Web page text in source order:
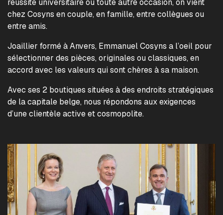
réussite universitaire ou toute autre occasion, on vient
chez Cosyns en couple, en famille, entre collègues ou
entre amis.
Joaillier formé à Anvers, Emmanuel Cosyns a l’oeil pour
sélectionner des pièces, originales ou classiques, en
accord avec les valeurs qui sont chères à sa maison.
Avec ses 2 boutiques situées à des endroits stratégiques
de la capitale belge, nous répondons aux exigences
d’une clientèle active et cosmopolite.